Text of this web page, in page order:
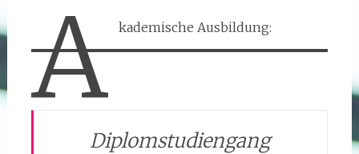
A kademische Ausbildung:
Diplomstudiengang